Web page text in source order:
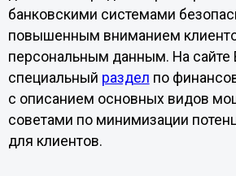
банковскими системами
повышенным вниманием
персональным данным. На сайте
специальный раздел по
с описанием основных видов
советами по минимизации
для клиентов.